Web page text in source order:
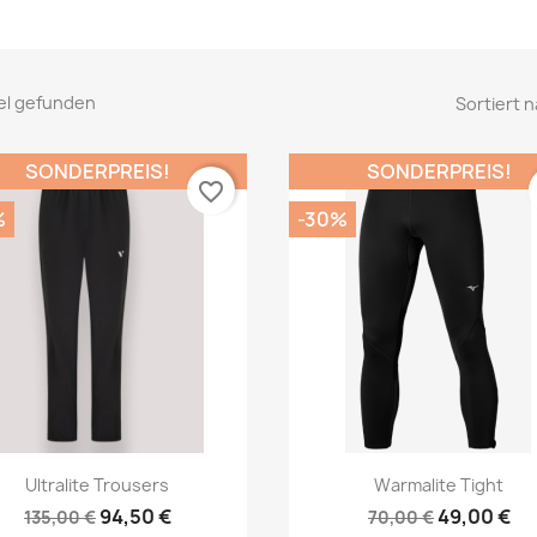
gefunden Sortiert
Vorschau
Ultralite Trousers
135,00 € 94,50 €
SONDERPREIS!
favorite_border
Vorschau
Warmalite Tight
70,00 €49,00 €
SONDERPREIS!
-30%